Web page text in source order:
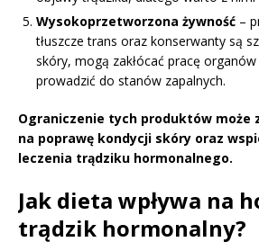
Wysokoprzetworzona żywność –
tłuszcze trans oraz konserwanty są
skóry, mogą zakłócać pracę
prowadzić do stanów zapalnych.
Ograniczenie tych produktów może
na poprawę kondycji skóry oraz
leczenia trądziku hormonalnego.
Jak dieta wpływa na
trądzik hormonalny?